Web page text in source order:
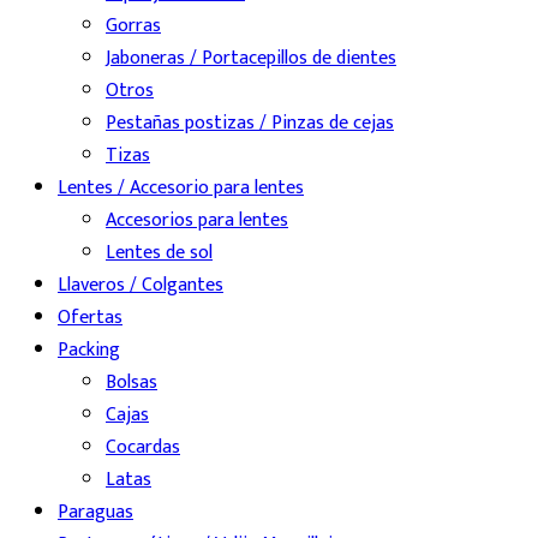
Gorras
Jaboneras / Portacepillos de dientes
Otros
Pestañas postizas / Pinzas de cejas
Tizas
Lentes / Accesorio para lentes
Accesorios para lentes
Lentes de sol
Llaveros / Colgantes
Ofertas
Packing
Bolsas
Cajas
Cocardas
Latas
Paraguas